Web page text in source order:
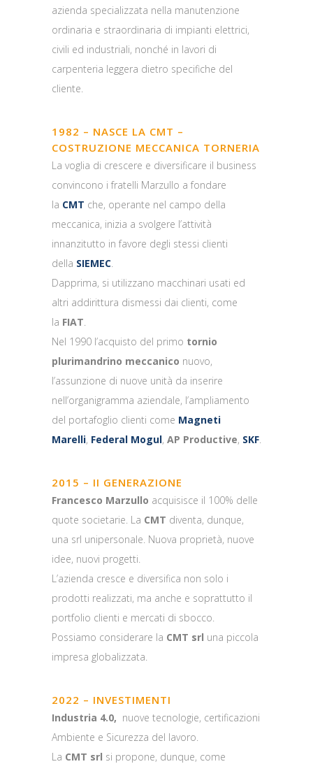
azienda specializzata nella manutenzione
ordinaria e straordinaria di impianti elettrici,
civili ed industriali, nonché in lavori di
carpenteria leggera dietro specifiche del
cliente.
1982 – NASCE LA CMT –
COSTRUZIONE MECCANICA TORNERIA
La voglia di crescere e diversificare il business
convincono i fratelli Marzullo a fondare
la CMT che, operante nel campo della
meccanica, inizia a svolgere l’attività
innanzitutto in favore degli stessi clienti
della SIEMEC
Dapprima, si utilizzano macchinari usati ed
altri addirittura dismessi dai clienti, come
la FIAT
Nel 1990 l’acquisto del primo tornio
plurimandrino meccanico nuovo,
l’assunzione di nuove unità da inserire
nell’organigramma aziendale, l’ampliamento
del portafoglio clienti come Magneti
Marelli, Federal Mogul, AP Productive, SKF
2015 – II GENERAZIONE
Francesco Marzullo acquisisce il 100% delle
quote societarie. La CMT diventa, dunque,
una srl unipersonale. Nuova proprietà, nuove
idee, nuovi progetti.
L’azienda cresce e diversifica non solo i
prodotti realizzati, ma anche e soprattutto il
portfolio clienti e mercati di sbocco.
Possiamo considerare la CMT srl una piccola
impresa globalizzata.
2022 – INVESTIMENTI
Industria 4.0, nuove tecnologie, certificazioni
Ambiente e Sicurezza del lavoro.
La CMT srl si propone, dunque, come